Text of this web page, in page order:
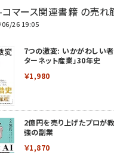
マース関連書籍 の売れ
06/26 19:05
7つの激変: いかがわしい者
ターネット産業」30年史
￥1,980
2億円を売り上げたプロ
強の副業
￥1,870